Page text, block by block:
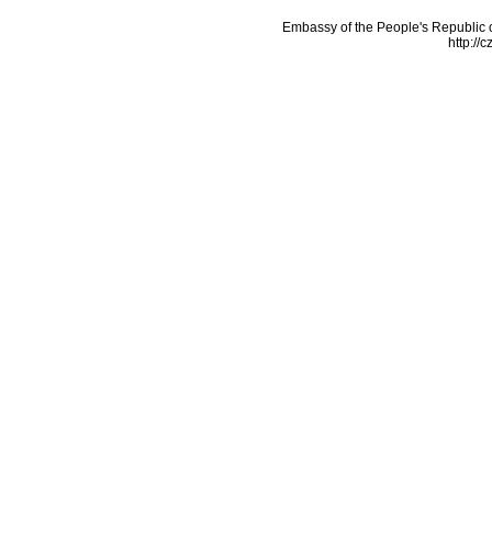
Embassy of the People's
http://